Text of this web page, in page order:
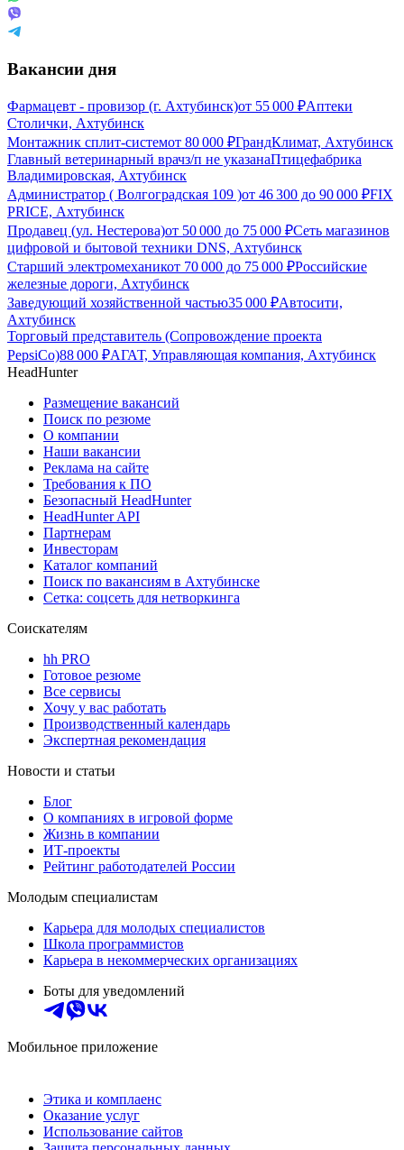
Вакансии дня
Фармацевт - провизор (г. Ахтубинск)от 55 000 ₽Аптеки
Столички, Ахтубинск
Монтажник сплит-системот 80 000 ₽ГрандКлимат, Ахтубинск
Главный ветеринарный врачз/п не указанаПтицефабрика
Владимировская, Ахтубинск
Администратор ( Волгоградская 109 )от 46 300 до 90 000 ₽FIX
PRICE, Ахтубинск
Продавец (ул. Нестерова)от 50 000 до 75 000 ₽Сеть магазинов
цифровой и бытовой техники DNS, Ахтубинск
Старший электромеханикот 70 000 до 75 000 ₽Российские
железные дороги, Ахтубинск
Заведующий хозяйственной частью35 000 ₽Автосити,
Ахтубинск
Торговый представитель (Сопровождение проекта
PepsiCo)88 000 ₽АГАТ, Управляющая компания, Ахтубинск
HeadHunter
Размещение вакансий
Поиск по резюме
О компании
Наши вакансии
Реклама на сайте
Требования к ПО
Безопасный HeadHunter
HeadHunter API
Партнерам
Инвесторам
Каталог компаний
Поиск по вакансиям в Ахтубинске
Сетка: соцсеть для нетворкинга
Соискателям
hh PRO
Готовое резюме
Все сервисы
Хочу у вас работать
Производственный календарь
Экспертная рекомендация
Новости и статьи
Блог
О компаниях в игровой форме
Жизнь в компании
ИТ-проекты
Рейтинг работодателей России
Молодым специалистам
Карьера для молодых специалистов
Школа программистов
Карьера в некоммерческих организациях
Боты для уведомлений
Мобильное приложение
Этика и комплаенс
Оказание услуг
Использование сайтов